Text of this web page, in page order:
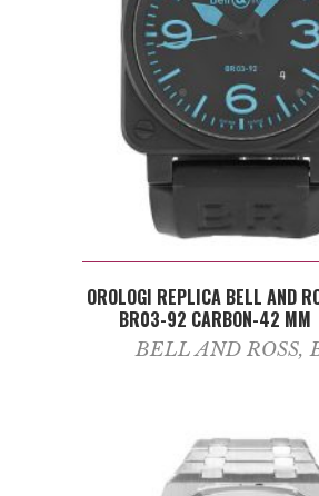
ADD TO CART
OROLOGI REPLICA BELL AND
BR03-92 CARBON-42 MM
BELL AND ROSS,